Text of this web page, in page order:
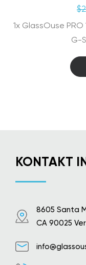
$
1x GlassOuse
G-
KONTAKT
8605 Santa
CA 90025